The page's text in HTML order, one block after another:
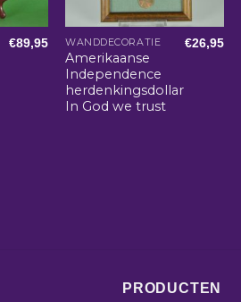
€89,95 WANDDECORATIE
Amerikaanse
Independence
herdenkingsdollar
In God we trust
€26,95
PRODUCTEN